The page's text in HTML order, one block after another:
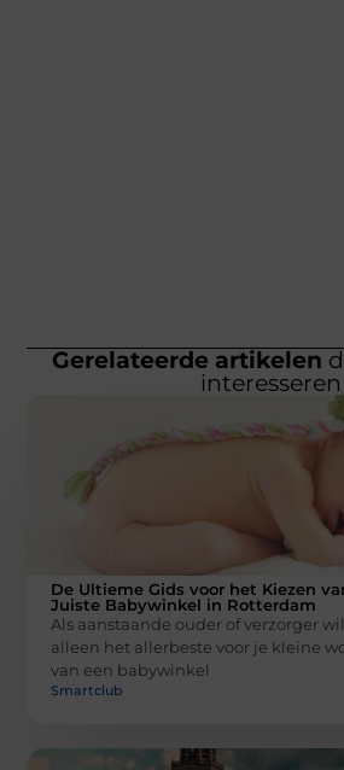
Gerelateerde artikelen
interesseren
De Ultieme Gids voor het Kiezen
Juiste Babywinkel in Rotterdam
Als aanstaande ouder of verzorger
alleen het allerbeste voor je kleine
van een babywinkel
Smartclub